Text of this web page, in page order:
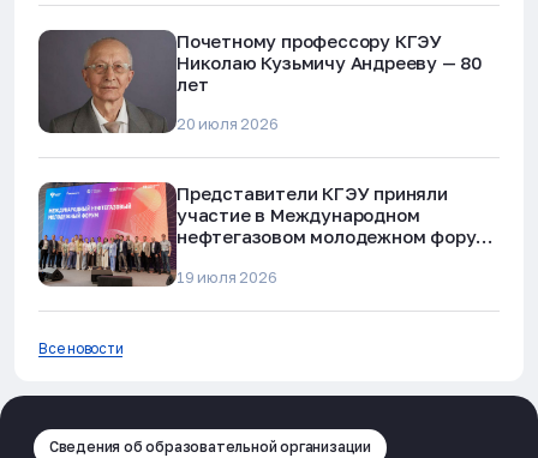
Почетному профессору КГЭУ
Николаю Кузьмичу Андрееву — 80
лет
20 июля 2026
Представители КГЭУ приняли
участие в Международном
нефтегазовом молодежном форуме
19 июля 2026
Все новости
Сведения об образовательной организации